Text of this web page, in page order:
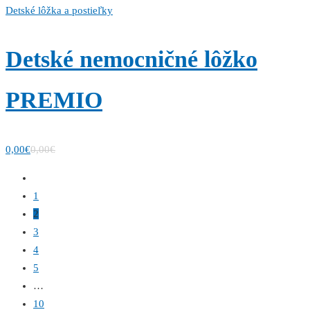
Detské lôžka a postieľky
Detské nemocničné lôžko
PREMIO
0,00€0,00€
1
2
3
4
5
…
10